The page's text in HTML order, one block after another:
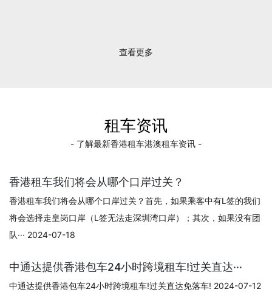
查看更多
租车资讯
- 了解最新香港租车港澳租车资讯 -
香港租车我们将会从哪个口岸过关？
香港租车我们将会从哪个口岸过关？首先，如果乘客中有L签的我们
将会选择走皇岗口岸（L签无法走深圳湾口岸）；其次，如果没有团
队··· 2024-07-18
中通达提供香港包车24小时跨境租车!过关直达···
中通达提供香港包车24小时跨境租车!过关直达免落车! 2024-07-12